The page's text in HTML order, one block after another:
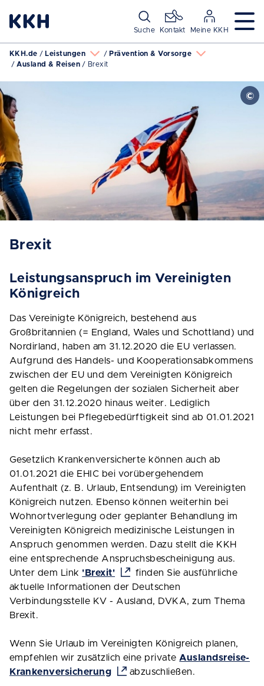
Suche Kontakt Meine KKH
KKH.de Leistungen
Prävention & Vorsorge
Ausland & Reisen
Brexit
Brexit
Leistungsanspruch im Vereinigten
Königreich
Das Vereinigte Königreich, bestehend aus
Großbritannien (= England, Wales und Schottland) und
Nordirland, haben am 31.12.2020 die EU verlassen.
Aufgrund des Handels- und Kooperationsabkommens
zwischen der EU und dem Vereinigten Königreich
gelten die Regelungen der sozialen Sicherheit aber
über den 31.12.2020 hinaus weiter. Lediglich
Leistungen bei Pflegebedürftigkeit sind ab 01.01.2021
nicht mehr erfasst.
Gesetzlich Krankenversicherte können auch ab
01.01.2021 die EHIC bei vorübergehendem
Aufenthalt (z. B. Urlaub, Entsendung) im Vereinigten
Königreich nutzen. Ebenso können weiterhin bei
Wohnortverlegung oder geplanter Behandlung im
Vereinigten Königreich medizinische Leistungen in
Anspruch genommen werden. Dazu stellt die KKH
eine entsprechende Anspruchsbescheinigung aus.
Unter dem Link 'Brexit'
finden Sie ausführliche
aktuelle Informationen der Deutschen
Verbindungsstelle KV - Ausland, DVKA, zum Thema
Brexit.
Wenn Sie Urlaub im Vereinigten Königreich planen,
empfehlen wir zusätzlich eine private Auslandsreise-
Krankenversicherung
abzuschließen.